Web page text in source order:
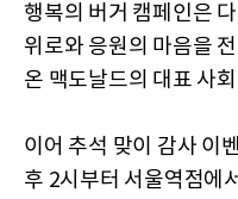
행복의 버거 캠페인은
위로와 응원의 마음을
온 맥도날드의 대표 사
이어 추석 맞이 감사 이
후 2시부터 서울역점에